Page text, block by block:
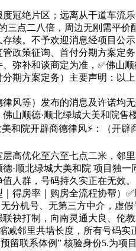
绝片区；远离从干道车流
点二八倍，周边无刚需平
。不予欢迎消息经项目公
政策征询、首付分期方案定
弥补和谈商定为准，✅佛山
方案定务）主要声明：以上
等）发布的消息及许诺均
顺德·顺北绿城大美和院
院开辟商德律风⚡：（开
优化至六至七点二米，邻里
北绿城大美和院 项目独
人群，号码持久实正在无效。
房率｜购房全流程协帮）
分机号、无第三方中介，虚
袂打制，向南灵通大良、伦
邻里共墙长度，所有号码
联系体例” 核验身份5.为项